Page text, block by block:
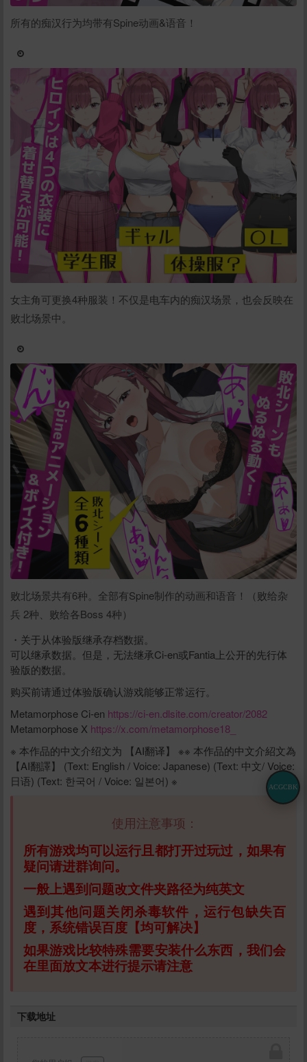
所有的痴汉行为均带有Spine动画&语音！
女主角可更换4种服装！不仅是电车内的痴汉场景，也会反映在
败北场景中。
败北场景共有6种。全部有Spine制作的动画和语音！（败给杂
兵 2种、败给各Boss 4种）
・关于从体验版继承存档数据。
可以继承数据。但是，无法继承Ci-en或Fantia上公开的先行体
验版的数据。
购买前请通过体验版确认游戏能够正常运行。
Metamorphose Ci-en https://ci-en.dlsite.com/creator/2082
Metamorphose X https://x.com/metamorphose18_
※ 本作品的中文介绍文为 【AI翻译】 ※※ 本作品的中文介紹文為
【AI翻譯】 (Text: English / Voice: Japanese) (Text: 中文/ Voice:
日语) (Text: 한국어 / Voice: 일본어) ※
使用注意事项：
所有游戏均可以运行且都打开过玩过，如果有
疑问请进群询问。
一般上遇到问题改文件夹路径为纯英文
遇到其他问题关闭杀毒软件，运行包缺失百
度，系统错误百度【均可解决】
如果游戏比较特殊需要安装什么东西，我们会
在里面放文本进行提示请注意
下载地址
ACGCBK